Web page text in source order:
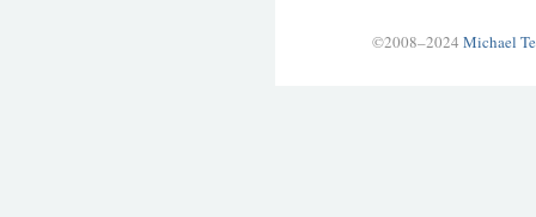
©2008–2024 Michael